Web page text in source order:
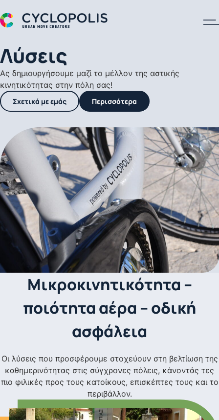
A Cyclopolis Logo
Λύσεις
Ας δημιουργήσουμε μαζί το μέλλον της αστικής
κινητικότητας στην πόλη σας!
Σχετικά με εμάς Περισσότερα
Μικροκινητικότητα –
ποιότητα αέρα – οδική
ασφάλεια
Οι λύσεις που προσφέρουμε στοχεύουν στη βελτίωση της
καθημερινότητας στις σύγχρονες πόλεις, κάνοντάς τες
πιο φιλικές προς τους κατοίκους, επισκέπτες τους και το
περιβάλλον.